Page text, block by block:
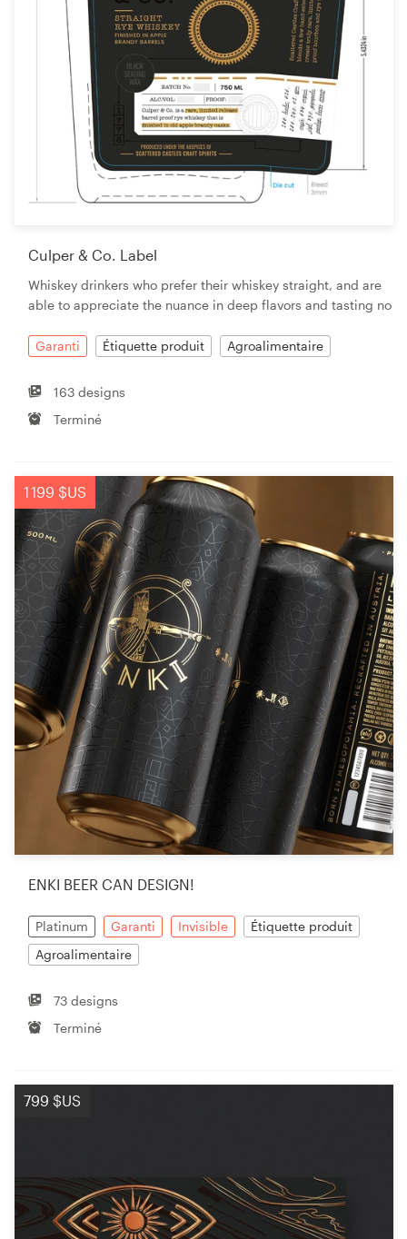
Culper & Co. Label
Whiskey drinkers who prefer their whiskey straight, and are
able to appreciate the nuance in deep flavors and tasting no
Garanti Étiquette produit Agroalimentaire
163 designs
Terminé
1 199 $US
ENKI BEER CAN DESIGN!
Platinum Garanti Invisible
Étiquette produit
Agroalimentaire
73 designs
Terminé
799 $US